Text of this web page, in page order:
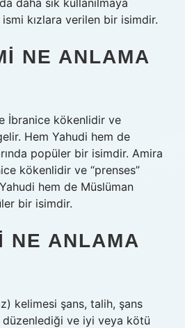
daha sık kullanılmaya
ismi kızlara verilen bir isimdir.
NE ANLAMA
İbranice kökenlidir ve
Hem Yahudi hem de
popüler bir isimdir. Amira
kökenlidir ve “prenses”
hem de Müslüman
bir isimdir.
NE ANLAMA
kelimesi şans, talih, şans
düzenlediği ve iyi veya kötü